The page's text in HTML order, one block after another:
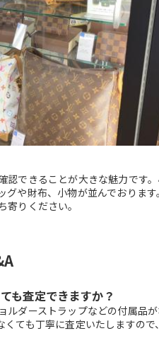
認できることが大きな魅力です
グや財布、小物が並んでおりま
りください。
も査定できますか？
ルダーストラップなどの付属品
くても丁寧に査定いたしますの